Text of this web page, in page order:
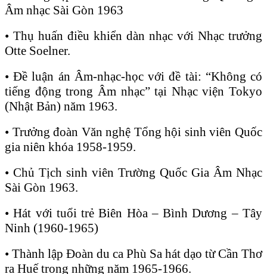
Âm nhạc Sài Gòn 1963
• Thụ huấn điều khiển dàn nhạc với Nhạc trưởng
Otte Soelner.
• Đề luận án Âm-nhạc-học với đề tài: “Không có
tiếng động trong Âm nhạc” tại Nhạc viện Tokyo
(Nhật Bản) năm 1963.
• Trưởng đoàn Văn nghệ Tổng hội sinh viên Quốc
gia niên khóa 1958-1959.
• Chủ Tịch sinh viên Trường Quốc Gia Âm Nhạc
Sài Gòn 1963.
• Hát với tuổi trẻ Biên Hòa – Bình Dương – Tây
Ninh (1960-1965)
• Thành lập Đoàn du ca Phù Sa hát dạo từ Cần Thơ
ra Huế trong những năm 1965-1966.